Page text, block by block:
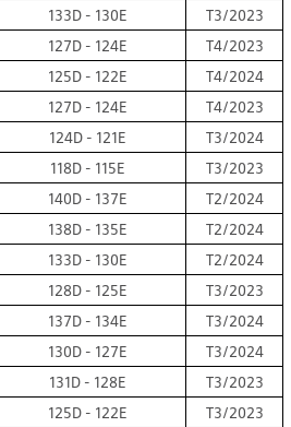
133D - 130E
T3/2023
127D - 124E
T4/2023
125D - 122E
T4/2024
127D - 124E
T4/2023
124D - 121E
T3/2024
118D - 115E
T3/2023
140D - 137E
T2/2024
138D - 135E
T2/2024
133D - 130E
T2/2024
128D - 125E
T3/2023
137D - 134E
T3/2024
130D - 127E
T3/2024
131D - 128E
T3/2023
125D - 122E
T3/2023